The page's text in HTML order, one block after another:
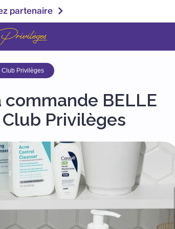
partenaire
Club Privilèges
BELLE
Privilèges